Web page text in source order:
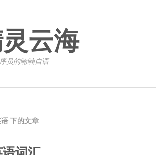
云海
员的喃喃自语
下的文章